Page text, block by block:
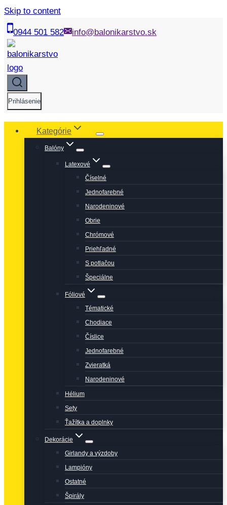
Skip to content
0944 501 582 info@balonikarstvo.sk
Prihlásenie
Kategórie
Balóny
Latexové
Číselné
Jednofarebné
Narodeninové
Obrie
Chrómové
Priehľadné
S potlačou
Špeciálne
Fóliové
Tématické
Chodiace
Číslice
Jednofarebné
Zvieratká
Narodeninové
Hélium
Sety
Ťažítka a doplnky
Dekorácie
Girlandy a výzdoby
Lampióny
Ostatné
Špirály